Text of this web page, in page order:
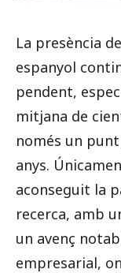
La presència
espanyol
pendent,
mitjana de
només un
anys.
aconseguit la
recerca, amb
un avenç
empresarial,